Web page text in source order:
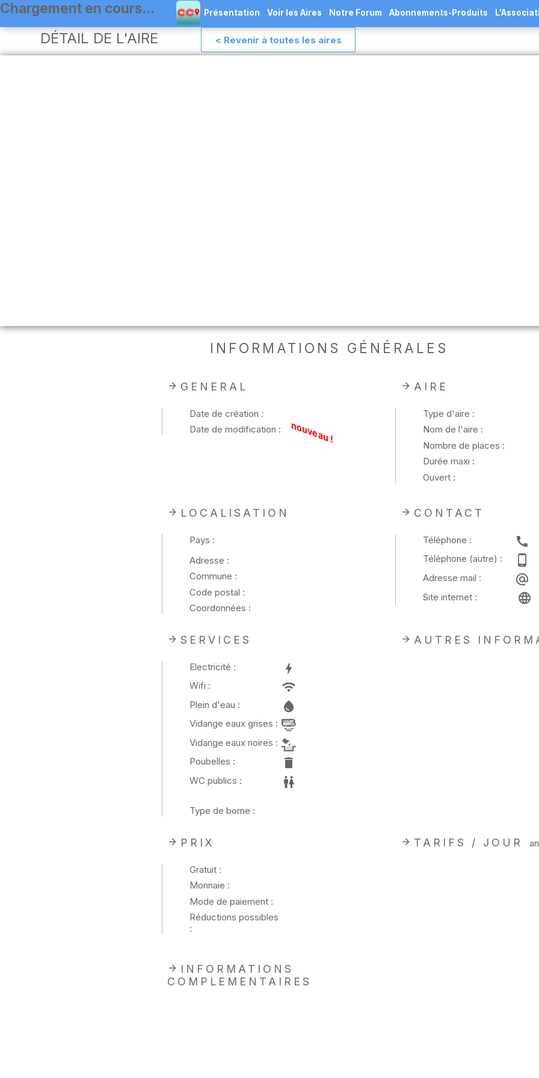
Présentation Voir les Aires Notre Forum Abonnements-Produits
DÉTAIL DE L'AIRE < Revenir à toutes les aires
INFORMATIONS GÉNÉRALES
GENERAL
Date de création :
Date de modification :
nouveau !
AIRE
Type d'aire :
Nom de l'aire :
Nombre de places :
Durée maxi :
Ouvert :
LOCALISATION
Pays :
Adresse :
Commune :
Code postal :
Coordonnées :
CONTACT
Téléphone :
Téléphone (autre) :
Adresse mail :
Site internet :
SERVICES
Electricité :
Wifi :
Plein d'eau :
Vidange eaux grises :
Vidange eaux noires :
Poubelles :
WC publics :
Type de borne :
AUTRES
PRIX
Gratuit :
Monnaie :
Mode de paiement :
Réductions possibles
:
TARIFS / JOUR
INFORMATIONS
COMPLEMENTAIRES